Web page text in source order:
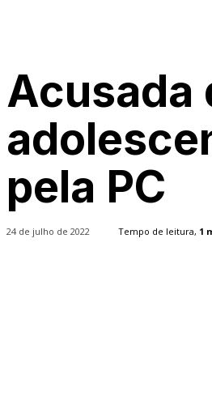
Acusada
pela PC
24 de julho de 2022 Tempo de leitura, 1